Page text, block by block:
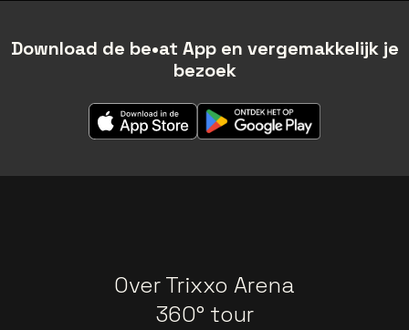
Download de be•at App en vergemakkelijk je
bezoek
Over Trixxo Arena
360° tour